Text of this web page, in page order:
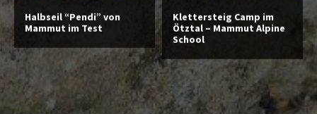
Halbseil “Pendi” von
Mammut im Test
Klettersteig Camp im
Ötztal – Mammut Alpine
School